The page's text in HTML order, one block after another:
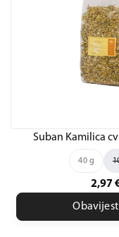
Suban Kamilica
40 g
2,97